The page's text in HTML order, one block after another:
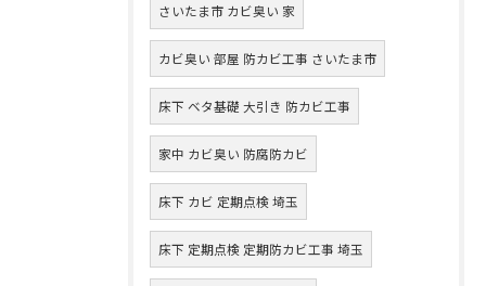
さいたま市 カビ臭い 家
カビ臭い 部屋 防カビ工事 さいたま市
床下 ベタ基礎 大引き 防カビ工事
家中 カビ臭い 防腐防カビ
床下 カビ 定期点検 埼玉
床下 定期点検 定期防カビ工事 埼玉